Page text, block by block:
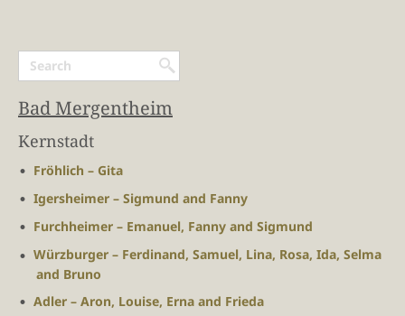
Bad Mergentheim
Kernstadt
Fröhlich – Gita
Igersheimer – Sigmund and Fanny
Furchheimer – Emanuel, Fanny and Sigmund
Würzburger – Ferdinand, Samuel, Lina, Rosa, Ida, Selma
and Bruno
Adler – Aron, Louise, Erna and Frieda